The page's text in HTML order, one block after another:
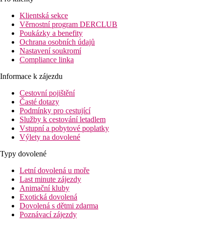
800 m
Nákupy
Pláž
Hotel přímo u pláže
Plážová dovolená
Bazény
Lehátka a slunečníky u bazénu zdarma
Dětský bazén
Fotogalerie
Klientská sekce
Věrnostní program DERCLUB
Poukázky a benefity
Ochrana osobních údajů
Nastavení soukromí
Compliance linka
Informace k zájezdu
Cestovní pojištění
Časté dotazy
Podmínky pro cestující
Služby k cestování letadlem
Vstupní a pobytové poplatky
Výlety na dovolené
Typy dovolené
Letní dovolená u moře
Last minute zájezdy
Animační kluby
Exotická dovolená
Dovolená s dětmi zdarma
Poznávací zájezdy